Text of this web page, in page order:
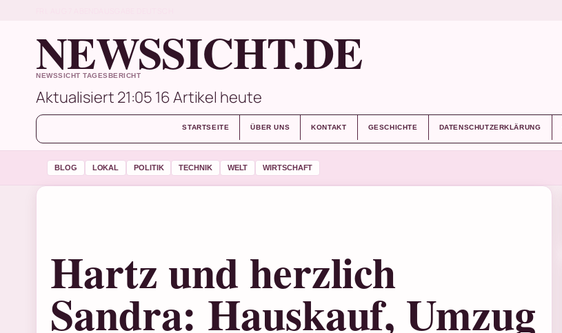
NEWSSICHT.DE
NEWSSICHT TAGESBERICHT
Aktualisiert 21:05 16 Artikel heute
STARTSEITE ÜBER UNS KONTAKT GESCHICHTE DATENSCHUTZERKLÄRUNG
BLOG LOKAL POLITIK TECHNIK WELT WIRTSCHAFT
Hartz und herzlich
Sandra: Hauskauf, Umzug